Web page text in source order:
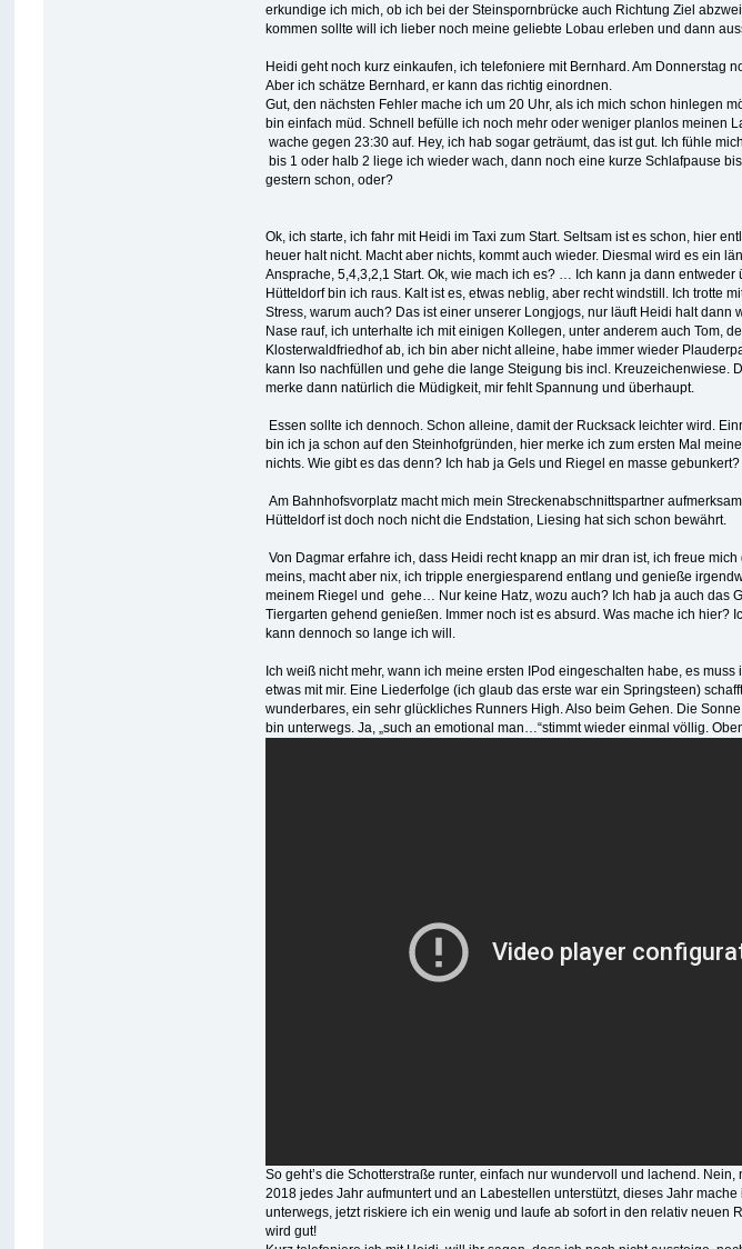
erkundige ich mich, ob ich bei der Steinspornbrücke auch Richtung Ziel
kommen sollte will ich lieber noch meine geliebte Lobau erleben und dann
Heidi geht noch kurz einkaufen, ich telefoniere mit Bernhard. Am Donnerstag
Aber ich schätze Bernhard, er kann das richtig einordnen.
Gut, den nächsten Fehler mache ich um 20 Uhr, als ich mich schon hinlegen
bin einfach müd. Schnell befülle ich noch mehr oder weniger planlos meinen
wache gegen 23:30 auf. Hey, ich hab sogar geträumt, das ist gut. Ich fühle
bis 1 oder halb 2 liege ich wieder wach, dann noch eine kurze Schlafpause
gestern schon, oder?
Ok, ich starte, ich fahr mit Heidi im Taxi zum Start. Seltsam ist es schon, hier
heuer halt nicht. Macht aber nichts, kommt auch wieder. Diesmal wird es ein
Ansprache, 5,4,3,2,1 Start. Ok, wie mach ich es? … Ich kann ja dann
Hütteldorf bin ich raus. Kalt ist es, etwas neblig, aber recht windstill. Ich trotte
Stress, warum auch? Das ist einer unserer Longjogs, nur läuft Heidi halt dann
Nase rauf, ich unterhalte ich mit einigen Kollegen, unter anderem auch Tom,
Klosterwaldfriedhof ab, ich bin aber nicht alleine, habe immer wieder
kann Iso nachfüllen und gehe die lange Steigung bis incl. Kreuzeichenwiese.
merke dann natürlich die Müdigkeit, mir fehlt Spannung und überhaupt.
Essen sollte ich dennoch. Schon alleine, damit der Rucksack leichter wird.
bin ich ja schon auf den Steinhofgründen, hier merke ich zum ersten Mal
nichts. Wie gibt es das denn? Ich hab ja Gels und Riegel en masse
Am Bahnhofsvorplatz macht mich mein Streckenabschnittspartner
Hütteldorf ist doch noch nicht die Endstation, Liesing hat sich schon bewährt.
Von Dagmar erfahre ich, dass Heidi recht knapp an mir dran ist, ich freue
meins, macht aber nix, ich tripple energiesparend entlang und genieße
meinem Riegel und gehe… Nur keine Hatz, wozu auch? Ich hab ja auch das
Tiergarten gehend genießen. Immer noch ist es absurd. Was mache ich hier?
kann dennoch so lange ich will.
Ich weiß nicht mehr, wann ich meine ersten IPod eingeschalten habe, es
etwas mit mir. Eine Liederfolge (ich glaub das erste war ein Springsteen)
wunderbares, ein sehr glückliches Runners High. Also beim Gehen. Die
bin unterwegs. Ja, „such an emotional man…“stimmt wieder einmal völlig.
So geht’s die Schotterstraße runter, einfach nur wundervoll und lachend.
2018 jedes Jahr aufmuntert und an Labestellen unterstützt, dieses Jahr
unterwegs, jetzt riskiere ich ein wenig und laufe ab sofort in den relativ neuen
wird gut!